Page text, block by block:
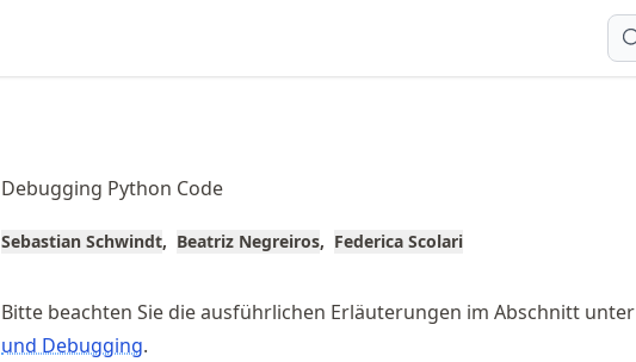
Debugging Python Code
Sebastian Schwindt Beatriz Negreiros Federica Scolari
Bitte beachten Sie die ausführlichen Erläuterungen im Abschnitt unter
und Debugging.